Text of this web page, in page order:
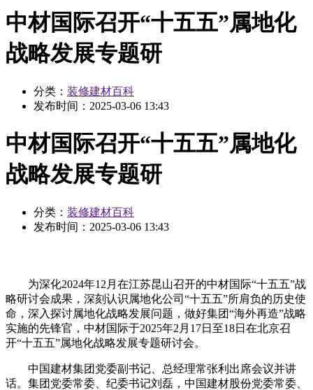
中材国际召开“十五五”属地化
战略发展专题研
分类： 装修建材百科
发布时间： 2025-03-06 13:43
中材国际召开“十五五”属地化
战略发展专题研
分类： 装修建材百科
发布时间： 2025-03-06 13:43
为深化2024年12月在江苏昆山召开的中材国际“十五五”战
略研讨会成果，深刻认识属地化公司“十五五”所肩负的历史使
命，深入探讨属地化战略发展问题，做好集团“海外再造”战略
实施的先锋官，中材国际于2025年2月17日至18日在北京召
开“十五五”属地化战略发展专题研讨会。
中国建材集团党委副书记、总经理常张利出席会议并讲
话。集团党委常委、纪委书记刘磊，中国建材股份党委常委、